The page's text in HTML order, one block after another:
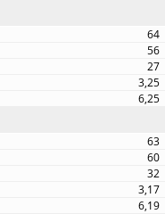
64
56
27
3,25
6,25
63
60
32
3,17
6,19